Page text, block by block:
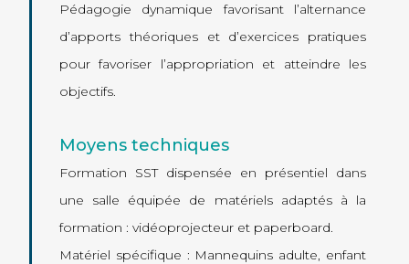
Pédagogie dynamique favorisant l’alternance
d’apports théoriques et d’exercices pratiques
pour favoriser l’appropriation et atteindre les
objectifs.
Moyens techniques
Formation SST dispensée en présentiel dans
une salle équipée de matériels adaptés à la
formation : vidéoprojecteur et paperboard.
Matériel spécifique : Mannequins adulte, enfant